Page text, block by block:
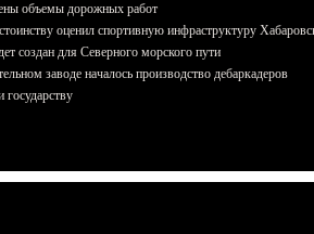
объемы дорожных работ
оценил спортивную инфраструктуру
создан для Северного морского пути
заводе началось производство дебаркадеров